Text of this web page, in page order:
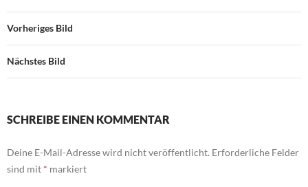
Vorheriges Bild
Nächstes Bild
SCHREIBE EINEN KOMMENTAR
Deine E-Mail-Adresse wird nicht veröffentlicht. Erforderliche Felder
sind mit * markiert